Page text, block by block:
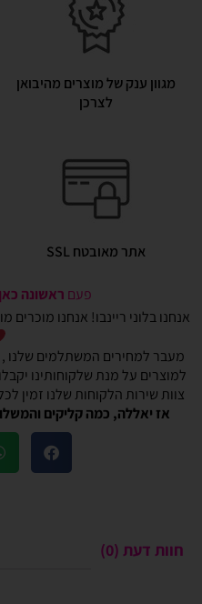
מגוון ענק של מוצרים מהיבואן
לצרכן
אתר מאובטח SSL
פעם ראשונה
אנחנו בלוני ריינבו! אנחנו מוכרים
מעבר למחירים המשתלמים שלנו ,
למוצרים על מנת שלקוחותינו
צוות שירות הלקוחות שלנו זמין
אז יאללה, כמה קליקים
חוות דעת (0)